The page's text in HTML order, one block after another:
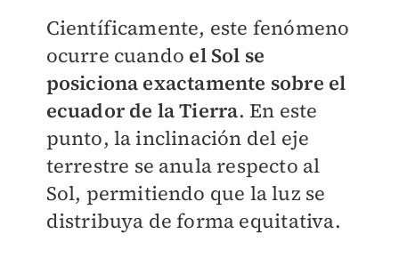
Científicamente, este fenómeno
ocurre cuando el Sol se
posiciona exactamente sobre el
ecuador de la Tierra. En este
punto, la inclinación del eje
terrestre se anula respecto al
Sol, permitiendo que la luz se
distribuya de forma equitativa.